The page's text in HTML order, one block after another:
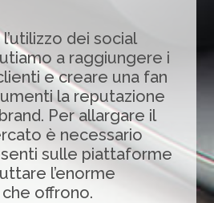
dei social
a raggiungere i
e creare una fan
la reputazione
Per allargare il
è necessario
sulle piattaforme
l’enorme
offrono.